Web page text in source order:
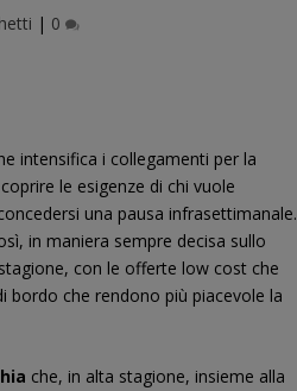
| 0
intensifica i collegamenti per la
le esigenze di chi vuole
una pausa infrasettimanale.
in maniera sempre decisa sullo
con le offerte low cost che
bordo che rendono più piacevole la
che, in alta stagione, insieme alla